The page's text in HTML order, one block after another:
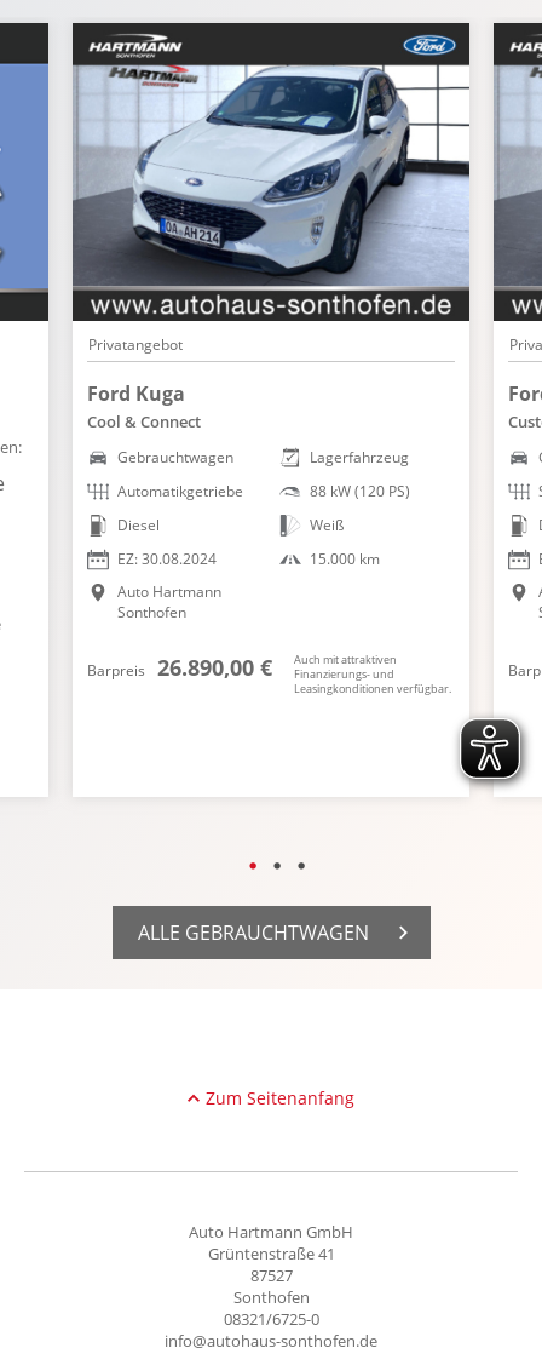
Start-Stopp System
Tempomat
Totwinkel-Assistent
USB Anschluss
Verkehrszeichenerkennung
Wegfahrsperre
Winterpaket
WLAN Hotspot
Zentralver. mit Fernbedienung
Privatangebot
Ford Kuga
Cool & Connect
Gebrauchtwagen
Automatikgetriebe
Diesel
EZ: 30.08.2024
Auto Hartmann
Sonthofen
Lagerfahrzeug
88 kW (120 PS)
Weiß
15.000 km
Barpreis 26.890,00 €
Auch mit attraktiven
Finanzierungs- und
Leasingkonditionen verfügbar.
ALLE GEBRAUCHTWAGEN
Zum Seitenanfang
Auto Hartmann GmbH
Grüntenstraße 41
87527
Sonthofen
08321/6725-0
info@autohaus-sonthofen.de